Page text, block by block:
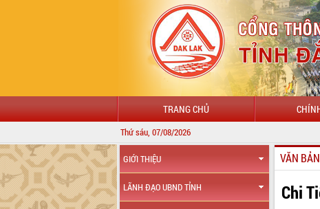
TRANG CHỦ
Thứ sáu, 07/08/2026
GIỚI THIỆU
LÃNH ĐẠO UBND TỈNH
VĂN
Chi